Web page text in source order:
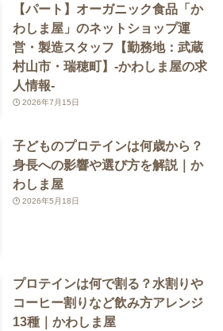
【パート】オーガニック食品「か
わしま屋」のネットショップ運
営・製造スタッフ【勤務地：武蔵
村山市・瑞穂町】-かわしま屋の求
人情報-
2026年7月15日
子どものプロテインは何歳から？
身長への影響や選び方を解説｜か
わしま屋
2026年5月18日
プロテインは何で割る？水割りや
コーヒー割りなど飲み方アレンジ
13種｜かわしま屋